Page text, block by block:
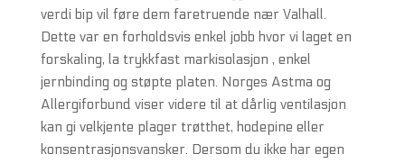
verdi bip vil føre dem faretruende nær Valhall.
Dette var en forholdsvis enkel jobb hvor vi laget en
forskaling, la trykkfast markisolasjon , enkel
jernbinding og støpte platen. Norges Astma og
Allergiforbund viser videre til at dårlig ventilasjon
kan gi velkjente plager trøtthet, hodepine eller
konsentrasjonsvansker. Dersom du ikke har egen